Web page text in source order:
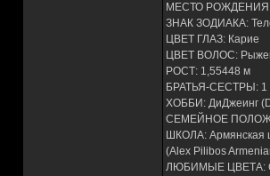
МЕСТО РОЖДЕНИЯ:
ЗНАК ЗОДИАКА:
ЦВЕТ ГЛАЗ: Карие
ЦВЕТ ВОЛОС:
РОСТ: 1,55448 м
БРАТЬЯ-СЕСТРЫ: 1
ХОББИ: ДиДжеинг
СЕМЕЙНОЕ
ШКОЛА: Армянская
(Alex Pilibos
ЛЮБИМЫЕ ЦВЕТА: